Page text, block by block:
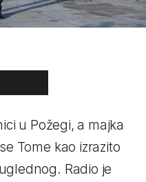
u Požegi, a majka
Tome kao izrazito
Radio je